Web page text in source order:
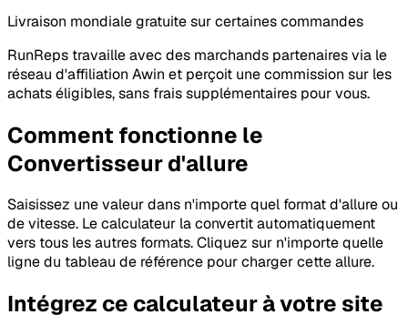
Livraison mondiale gratuite sur certaines commandes
RunReps travaille avec des marchands partenaires via le
réseau d'affiliation Awin et perçoit une commission sur les
achats éligibles, sans frais supplémentaires pour vous.
Comment fonctionne le
Convertisseur d'allure
Saisissez une valeur dans n'importe quel format d'allure ou
de vitesse. Le calculateur la convertit automatiquement
vers tous les autres formats. Cliquez sur n'importe quelle
ligne du tableau de référence pour charger cette allure.
Intégrez ce calculateur à votre site